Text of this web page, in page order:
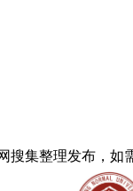
搜集整理发布，如